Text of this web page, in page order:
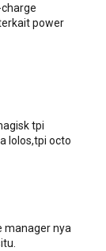
power
tpi
lolos,tpi octo
manager nya